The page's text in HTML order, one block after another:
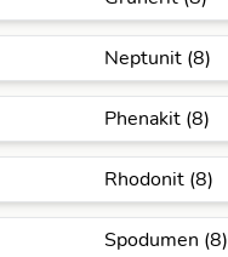
Neptunit (8)
Phenakit (8)
Rhodonit (8)
Spodumen (8)